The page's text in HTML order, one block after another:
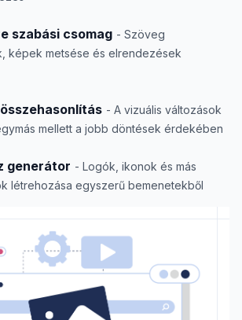
szabási csomag - Szöveg
képek metsése és elrendezések
- A vizuális változások
mellett a jobb döntések érdekében
generátor - Logók, ikonok és más
létrehozása egyszerű bemenetekből